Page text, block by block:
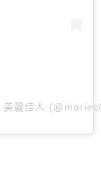
麗佳人